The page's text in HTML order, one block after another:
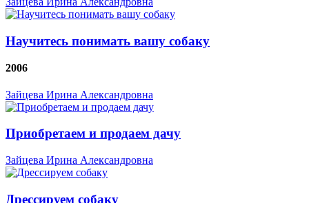
Научитесь понимать вашу собаку
2006
Зайцева Ирина Александровна
Приобретаем и продаем дачу
Зайцева Ирина Александровна
Дрессируем собаку